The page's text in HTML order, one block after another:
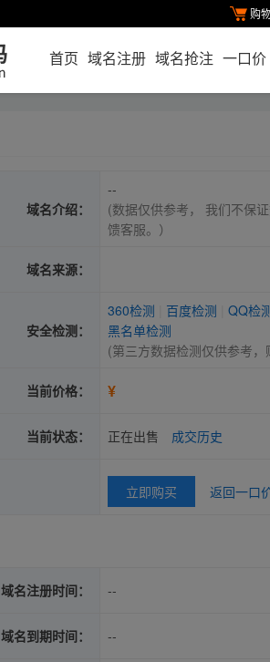
购
首页 域名注册 域名抢注 一口价
域名介绍：
--
(数据仅供参考， 我们不保
馈客服。）
域名来源：
安全检测：
360检测 百度检测
QQ检
黑名单检测
(第三方数据检测仅供参考
当前价格： ¥
当前状态： 正在出售 成交历史
立即购买 返回一口
域名注册时间： --
域名到期时间： --